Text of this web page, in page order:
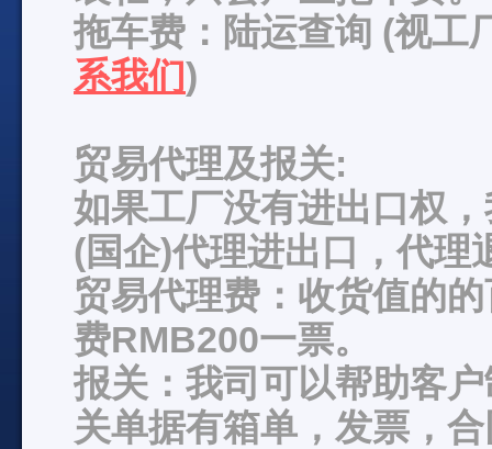
拖车费：陆运查询 (视工
系我们)
贸易代理及报关:
如果工厂没有进出口权
(国企)代理进出口，代理
贸易代理费：收货值的
费RMB200一票。
报关：我司可以帮助客
关单据有箱单，发票，